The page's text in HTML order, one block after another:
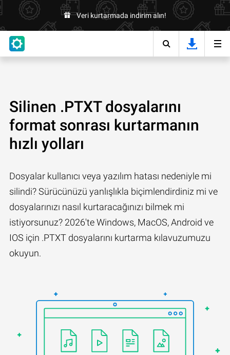
Veri kurtarmada indirim alın!
Silinen .PTXT dosyalarını
format sonrası kurtarmanın
hızlı yolları
Dosyalar kullanıcı veya yazılım hatası nedeniyle mi
silindi? Sürücünüzü yanlışlıkla biçimlendirdiniz mi ve
dosyalarınızı nasıl kurtaracağınızı bilmek mi
istiyorsunuz? 2026'te Windows, MacOS, Android ve
IOS için .PTXT dosyalarını kurtarma kılavuzumuzu
okuyun.